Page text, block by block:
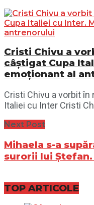
Cristi Chivu a
câștigat Cupa
emoționant al
Cristi Chivu a vorbit în
Italiei cu Inter Cristi
Next Post
Mihaela s-a
surorii lui
TOP ARTICOLE